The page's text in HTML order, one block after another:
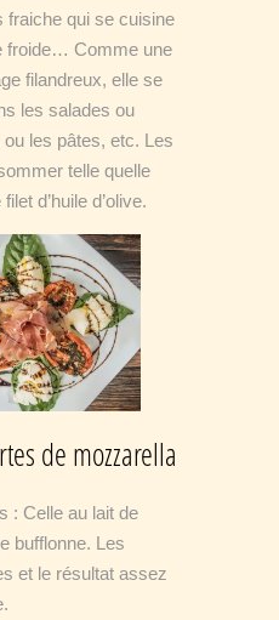
fraiche qui se cuisine
froide… Comme une
filandreux, elle se
les salades ou
les pâtes, etc. Les
telle quelle
d’huile d’olive.
de mozzarella
: Celle au lait de
bufflonne. Les
et le résultat assez